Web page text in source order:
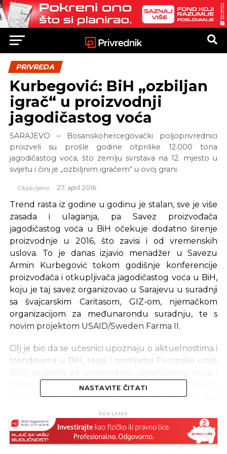
PRIVREDA
Kurbegović: BiH „ozbiljan
igrač“ u proizvodnji
jagodičastog voća
SARAJEVO – Bosanskohercegovački poljoprivrednici
proizveli su prošle godine otprilike 12.000 tona
jagodičastog voća, što zemlju svrstava na 12. mjesto u
svijetu i čini je „ozbiljnim igračem“ u ovoj grani.
Objavljeno 27. april 2016.
Trend rasta iz godine u godinu je stalan, sve je više
zasada i ulaganja, pa Savez proizvođača
jagodičastog voća u BiH očekuje dodatno širenje
proizvodnje u 2016, što zavisi i od vremenskih
uslova. To je danas izjavio menadžer u Savezu
Armin Kurbegović tokom godišnje konferencije
proizvođača i otkupljivača jagodičastog voća u BiH,
koju je taj savez organizovao u Sarajevu u suradnji
sa švajcarskim Caritasom, GIZ-om, njemačkom
organizacijom za međunarondu suradnju, te s
novim projektom USAID/Sweden Farma II.
Cilj je bio da se učesnici upoznaju o aktuelnostima i
trendovima u BiH, regiji i zemljama Evropske unije
tržište. Konferencija je prilika i da svi akteri u lancu
proizvodnje i plasmana sjednu za isti sto radi
izjavi Armina Kurbegovića, problem bh.
proizvođača je nekontrolisano širenje ove
proizvodnje i sadnje, zbog čega je treba staviti u
NASTAVITE ČITATI
REKLAMA